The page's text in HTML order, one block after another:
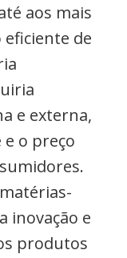
aos mais
de
e externa,
o preço
inovação e
produtos